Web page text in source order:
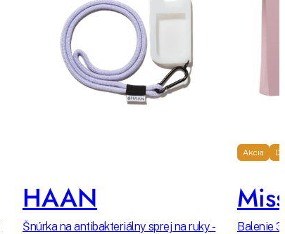
HAAN
Šnúrka na antibakteriálny sprej na ruky -
Akcia
Balenie